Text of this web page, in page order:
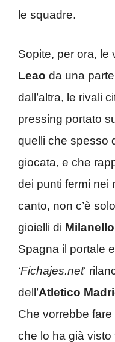
le squadre.
Sopite, per ora, le
Leao da una
dall’altra, le rivali
pressing portato
quelli che spesso
giocata, e che
dei punti fermi nei
canto, non c’è
gioielli di Milanello
Spagna il portale
‘Fichajes.net‘
dell’Atletico
Che vorrebbe
che lo ha già